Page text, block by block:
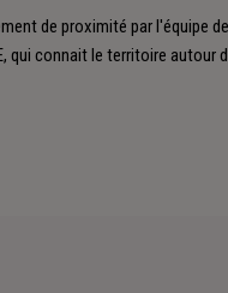
de proximité par l'équipe
qui connait le territoire autour